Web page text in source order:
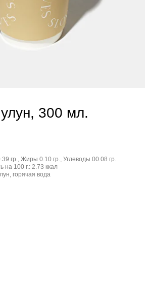
300 мл.
гр., Жиры 0.10 гр., Углеводы 00.08 гр.
на 100 г.: 2.73 ккал
горячая вода